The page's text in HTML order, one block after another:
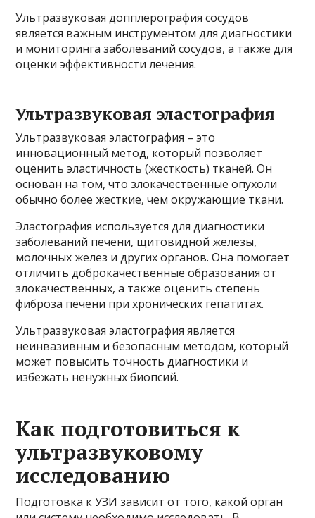
Ультразвуковая допплерография сосудов
является важным инструментом для диагностики
и мониторинга заболеваний сосудов, а также для
оценки эффективности лечения.
Ультразвуковая эластография
Ультразвуковая эластография – это
инновационный метод, который позволяет
оценить эластичность (жесткость) тканей. Он
основан на том, что злокачественные опухоли
обычно более жесткие, чем окружающие ткани.
Эластография используется для диагностики
заболеваний печени, щитовидной железы,
молочных желез и других органов. Она помогает
отличить доброкачественные образования от
злокачественных, а также оценить степень
фиброза печени при хронических гепатитах.
Ультразвуковая эластография является
неинвазивным и безопасным методом, который
может повысить точность диагностики и
избежать ненужных биопсий.
Как подготовиться к
ультразвуковому
исследованию
Подготовка к УЗИ зависит от того, какой орган